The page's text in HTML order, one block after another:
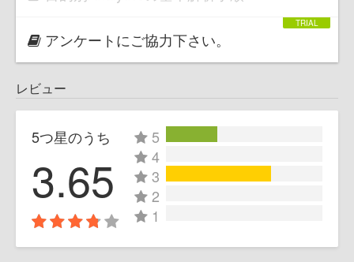
アンケートにご協力下さい。
レビュー
5つ星のうち
3.65
5
4
3
2
1